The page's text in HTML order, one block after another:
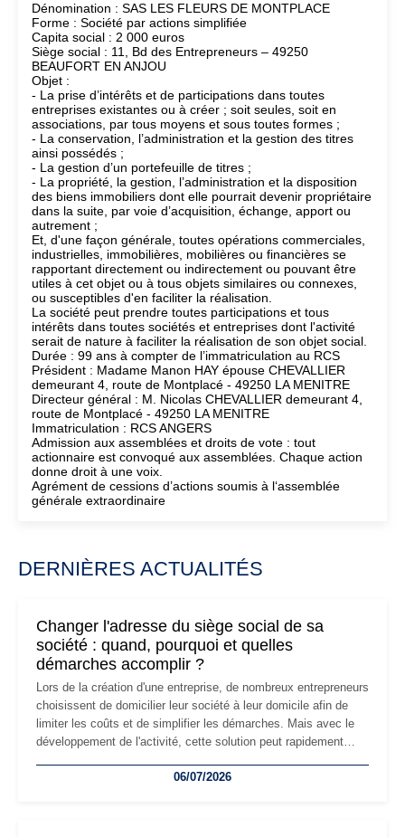
Dénomination : SAS LES FLEURS DE MONTPLACE
Forme : Société par actions simplifiée
Capita social : 2 000 euros
Siège social : 11, Bd des Entrepreneurs – 49250
BEAUFORT EN ANJOU
Objet :
- La prise d’intérêts et de participations dans toutes
entreprises existantes ou à créer ; soit seules, soit en
associations, par tous moyens et sous toutes formes ;
- La conservation, l’administration et la gestion des titres
ainsi possédés ;
- La gestion d’un portefeuille de titres ;
- La propriété, la gestion, l’administration et la disposition
des biens immobiliers dont elle pourrait devenir propriétaire
dans la suite, par voie d’acquisition, échange, apport ou
autrement ;
Et, d'une façon générale, toutes opérations commerciales,
industrielles, immobilières, mobilières ou financières se
rapportant directement ou indirectement ou pouvant être
utiles à cet objet ou à tous objets similaires ou connexes,
ou susceptibles d'en faciliter la réalisation.
La société peut prendre toutes participations et tous
intérêts dans toutes sociétés et entreprises dont l'activité
serait de nature à faciliter la réalisation de son objet social.
Durée : 99 ans à compter de l’immatriculation au RCS
Président : Madame Manon HAY épouse CHEVALLIER
demeurant 4, route de Montplacé - 49250 LA MENITRE
Directeur général : M. Nicolas CHEVALLIER demeurant 4,
route de Montplacé - 49250 LA MENITRE
Immatriculation : RCS ANGERS
Admission aux assemblées et droits de vote : tout
actionnaire est convoqué aux assemblées. Chaque action
donne droit à une voix.
Agrément de cessions d’actions soumis à l‘assemblée
générale extraordinaire
DERNIÈRES ACTUALITÉS
Changer l'adresse du siège social de sa
société : quand, pourquoi et quelles
démarches accomplir ?
Lors de la création d'une entreprise, de nombreux entrepreneurs
choisissent de domicilier leur société à leur domicile afin de
limiter les coûts et de simplifier les démarches. Mais avec le
développement de l'activité, cette solution peut rapidement
professionnels, recrutement, image de marque… Le
06/07/2026